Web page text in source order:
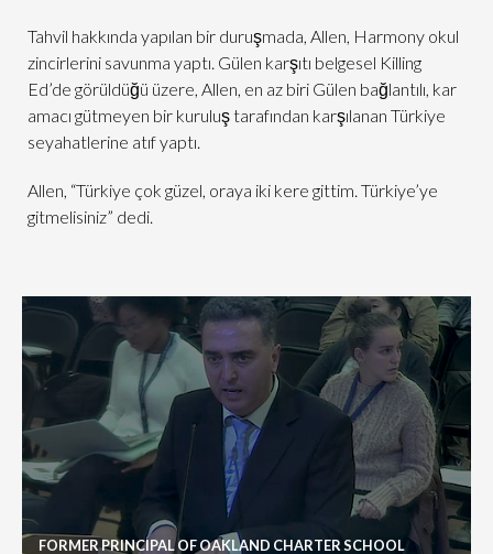
Tahvil hakkında yapılan bir duruşmada, Allen, Harmony okul
zincirlerini savunma yaptı. Gülen karşıtı belgesel Killing
Ed’de görüldüğü üzere, Allen, en az biri Gülen bağlantılı, kar
amacı gütmeyen bir kuruluş tarafından karşılanan Türkiye
seyahatlerine atıf yaptı.
Allen, “Türkiye çok güzel, oraya iki kere gittim. Türkiye’ye
gitmelisiniz” dedi.
FORMER PRINCIPAL OF OAKLAND CHARTER SCHOOL